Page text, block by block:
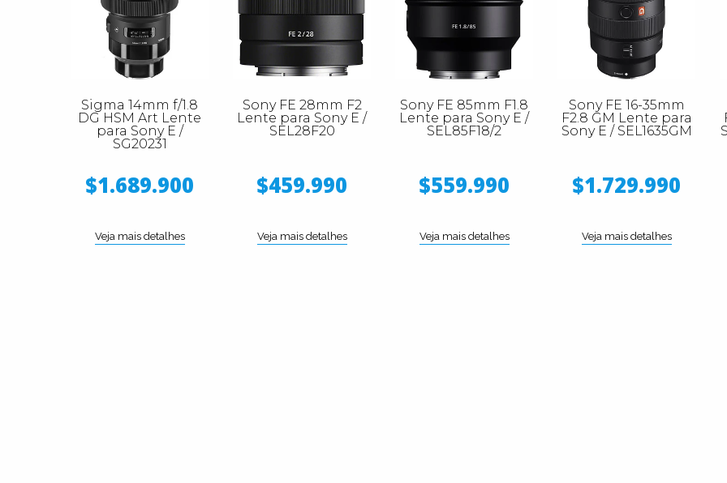
Sigma 14mm f/1.8
DG HSM Art Lente
para Sony E /
SG20231
$1.689.900
Veja mais detalhes
Sony FE 28mm F2
Lente para Sony E /
SEL28F20
$459.990
Veja mais detalhes
Sony FE 85mm F1.8
Lente para Sony E /
SEL85F18/2
$559.990
Veja mais detalhes
Sony FE 16-35mm
F2.8 GM Lente para
Sony E / SEL1635GM
$1.729.990
Veja mais detalhes